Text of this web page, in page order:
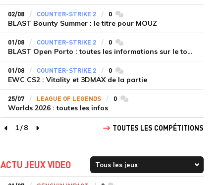
02/08 COUNTER-STRIKE 2 0commentaires
BLAST Bounty Summer : le titre pour MOUZ
01/08 COUNTER-STRIKE 2 0commentaires
BLAST Open Porto : toutes les informations sur le tournoi
01/08 COUNTER-STRIKE 2 0commentaires
EWC CS2 : Vitality et 3DMAX de la partie
25/07 LEAGUE OF LEGENDS 0commentaires
Worlds 2026 : toutes les infos
page précédente
1/8
page suivante
TOUTES LES COMPÉTITIONS
ACTU JEUX VIDEO